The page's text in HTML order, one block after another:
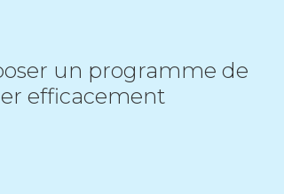
un programme de
efficacement